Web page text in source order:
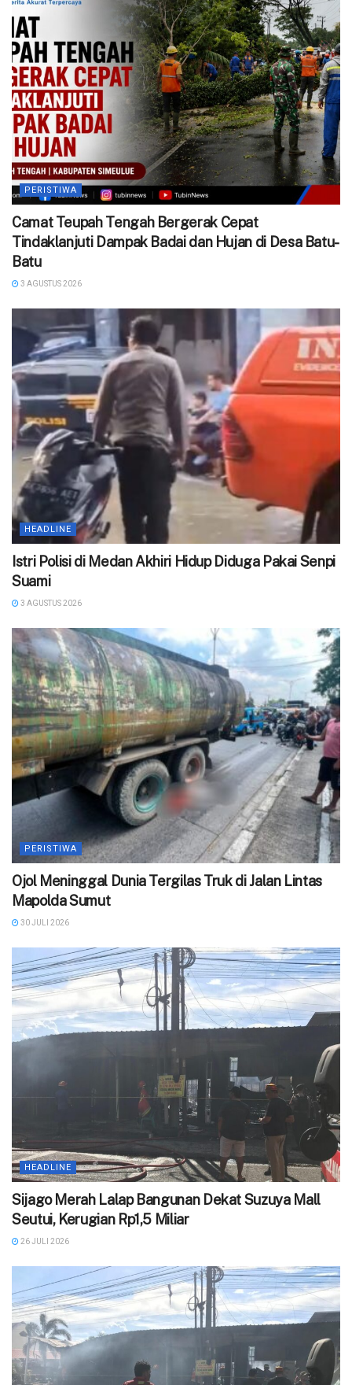
PERISTIWA
Camat Teupah Tengah Bergerak Cepat
Tindaklanjuti Dampak Badai dan Hujan di Desa Batu-
Batu
3 AGUSTUS 2026
HEADLINE
‎Istri Polisi di Medan Akhiri Hidup Diduga Pakai Senpi
Suami
3 AGUSTUS 2026
PERISTIWA
Ojol Meninggal Dunia Tergilas Truk di Jalan Lintas
Mapolda Sumut
30 JULI 2026
HEADLINE
Sijago Merah Lalap Bangunan Dekat Suzuya Mall
Seutui, Kerugian Rp1,5 Miliar
26 JULI 2026